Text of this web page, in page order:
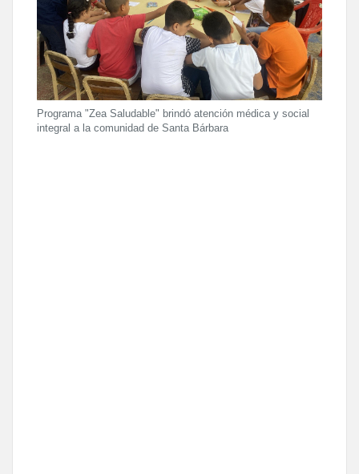
Programa "Zea Saludable" brindó atención médica y social
integral a la comunidad de Santa Bárbara